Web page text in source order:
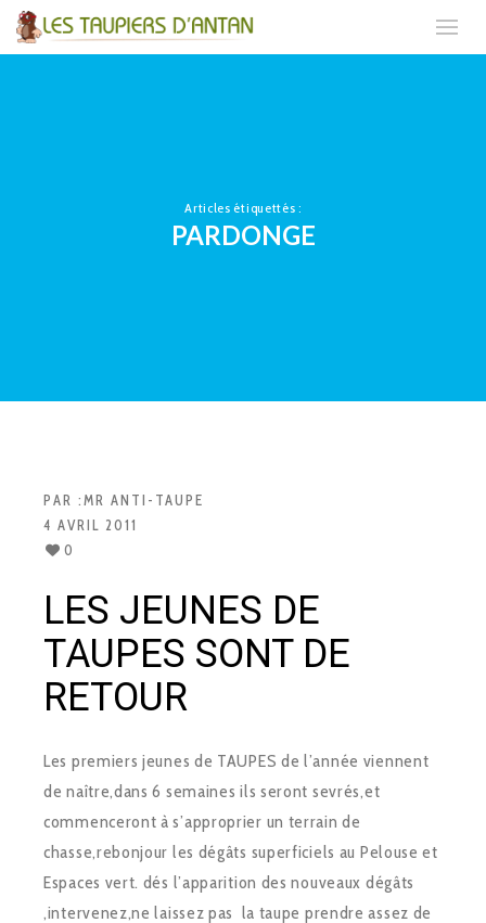
Articles étiquettés :
PARDONGE
PAR :MR ANTI-TAUPE
4 AVRIL 2011
0
LES JEUNES DE
TAUPES SONT DE
RETOUR
Les premiers jeunes de TAUPES de l’année viennent
de naître,dans 6 semaines ils seront sevrés,et
commenceront à s’approprier un terrain de
chasse,rebonjour les dégâts superficiels au Pelouse et
Espaces vert. dés l’apparition des nouveaux dégâts
,intervenez,ne laissez pas la taupe prendre assez de